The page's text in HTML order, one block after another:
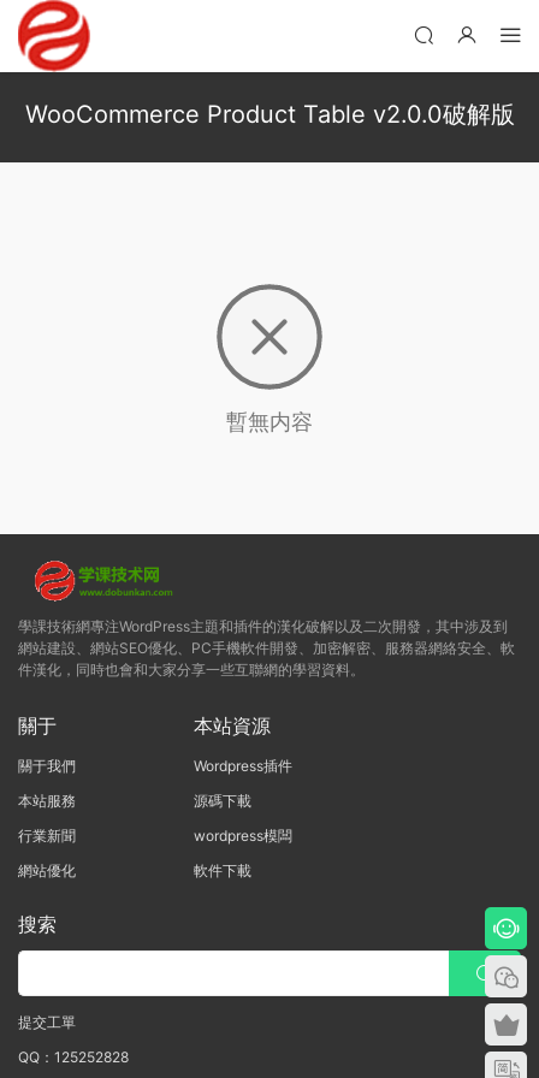
WooCommerce Product Table v2.0.0破解版
暫無内容
學課技術網專注WordPress主題和插件的漢化破解以及二次開發，其中涉及到
網站建設、網站SEO優化、PC手機軟件開發、加密解密、服務器網絡安全、軟
件漢化，同時也會和大家分享一些互聯網的學習資料。
關于
關于我們
本站服務
行業新聞
網站優化
本站資源
Wordpress插件
源碼下載
wordpress模闆
軟件下載
搜索
提交工單
QQ：125252828